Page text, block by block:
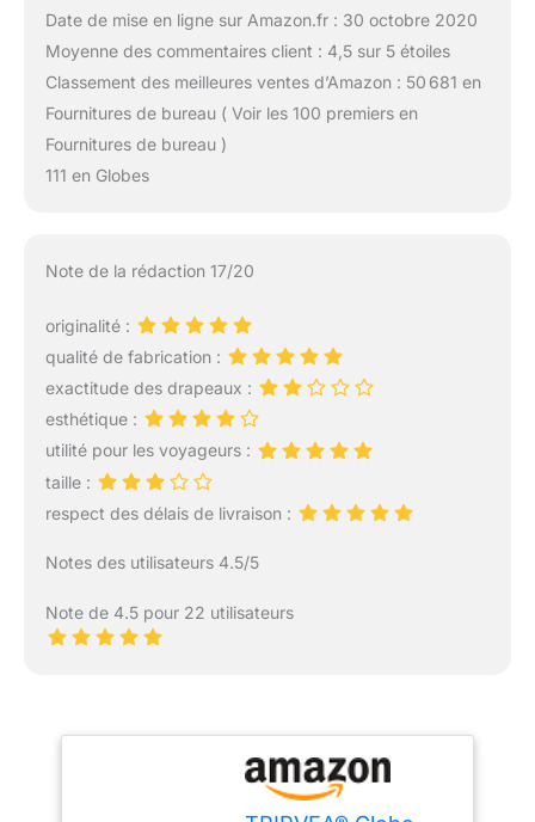
Date de mise en ligne sur Amazon.fr : 30 octobre 2020
Moyenne des commentaires client : 4,5 sur 5 étoiles
Classement des meilleures ventes d’Amazon : 50 681 en
Fournitures de bureau ( Voir les 100 premiers en
Fournitures de bureau )
111 en Globes
Note de la rédaction 17/20
originalité :
qualité de fabrication :
exactitude des drapeaux :
esthétique :
utilité pour les voyageurs :
taille :
respect des délais de livraison :
Notes des utilisateurs 4.5/5
Note de 4.5 pour 22 utilisateurs